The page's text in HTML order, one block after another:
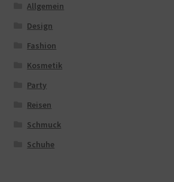
Allgemein
Design
Fashion
Kosmetik
Party
Reisen
Schmuck
Schuhe